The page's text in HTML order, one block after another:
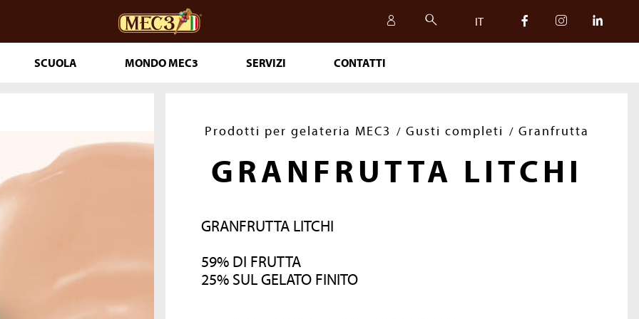
IT
365
PRONTI
SCUOLA MONDO MEC3 SERVIZI CONTATTI
Prodotti per gelateria MEC3 Gusti completi Granfrutta
GRANFRUTTA LITCHI
GRANFRUTTA LITCHI
59% DI FRUTTA
25% SUL GELATO FINITO